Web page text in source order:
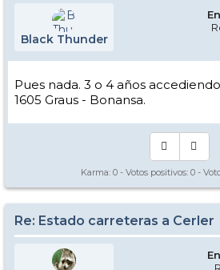
Black Thunder
Pues nada. 3 o 4 años
1605 Graus - Bonansa.
Karma: 0 - Votos positivos: 0 -
Re: Estado carreteras a Cerler